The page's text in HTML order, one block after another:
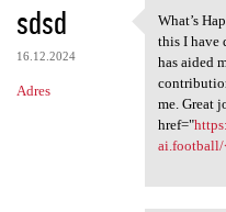
sdsd
16.12.2024
Adres
What’s
What’s
this I have
has aided
me. Great
href="
ai.football/